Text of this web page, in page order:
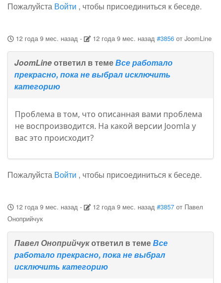
Пожалуйста Войти , чтобы присоединиться к беседе.
12 года 9 мес. назад- 12 года 9 мес. назад #3856 отJoomLine
JoomLineответил в темеВсе работало
прекрасно, пока не выбрал исключить
категорию
Проблема в том, что описанная вами проблема
не воспроизводится. На какой версии Joomla у
вас это происходит?
Пожалуйста Войти , чтобы присоединиться к беседе.
12 года 9 мес. назад- 12 года 9 мес. назад #3857 от Павел
Оноприйчук
Павел Оноприйчукответил в темеВсе
работало прекрасно, пока не выбрал
исключить категорию